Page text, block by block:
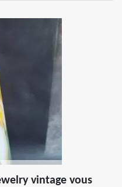
vintage vous